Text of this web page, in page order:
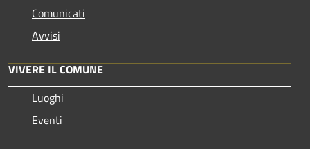
Comunicati
Avvisi
VIVERE IL COMUNE
Luoghi
Eventi